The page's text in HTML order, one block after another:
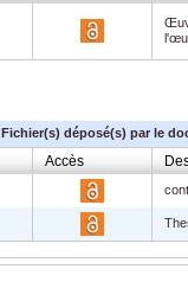
Fichier(s) déposé(s) par le
Accès